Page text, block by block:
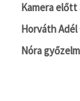
Kamera előtt
Horváth Adél
Nóra